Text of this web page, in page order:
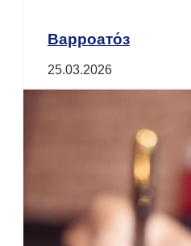
Варроато́з
25.03.2026